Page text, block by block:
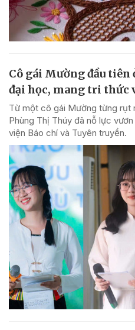
Cô gái Mường đầu tiên
đại học, mang tri thức
Từ một cô gái Mường từng rụt
Phùng Thị Thúy đã nỗ lực
viện Báo chí và Tuyên truyền.